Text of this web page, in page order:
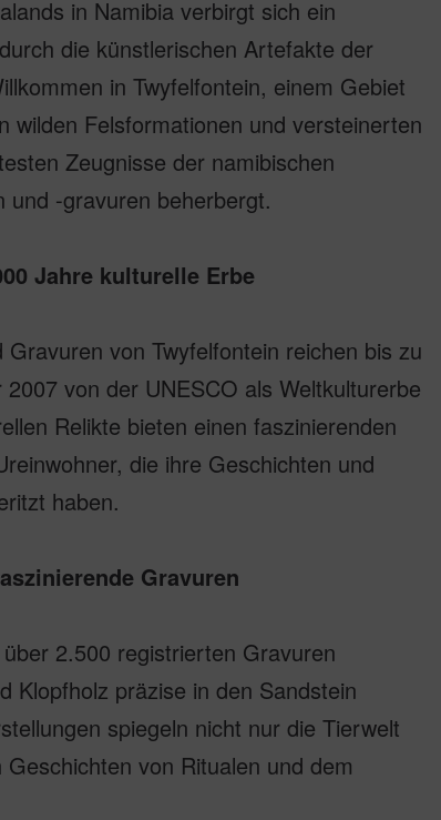
in Namibia verbirgt sich ein
die künstlerischen Artefakte der
in Twyfelfontein, einem Gebiet
wilden Felsformationen und versteinerten
Zeugnisse der namibischen
und -gravuren beherbergt.
Jahre kulturelle Erbe
von Twyfelfontein reichen bis zu
von der UNESCO als Weltkulturerbe
Relikte bieten einen faszinierenden
die ihre Geschichten und
haben.
Gravuren
2.500 registrierten Gravuren
Klopfholz präzise in den Sandstein
spiegeln nicht nur die Tierwelt
von Ritualen und dem